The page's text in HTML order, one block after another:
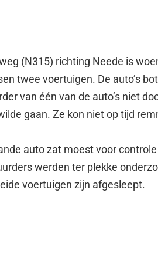
(N315) richting Neede is
twee voertuigen. De auto’s
van één van de auto’s niet
gaan. Ze kon niet op tijd
auto zat moest voor
werden ter plekke
voertuigen zijn afgesleept.